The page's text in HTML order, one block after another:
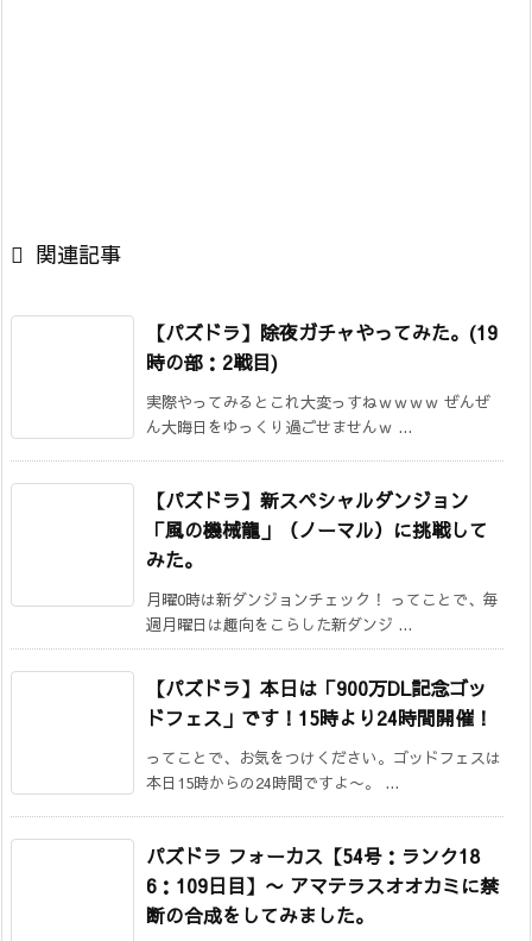
 関連記事
【パズドラ】除夜ガチャやってみた。(19
時の部：2戦目)
実際やってみるとこれ大変っすねｗｗｗｗ ぜんぜ
ん大晦日をゆっくり過ごせませんｗ ...
【パズドラ】新スペシャルダンジョン
「風の機械龍」（ノーマル）に挑戦して
みた。
月曜0時は新ダンジョンチェック！ ってことで、毎
週月曜日は趣向をこらした新ダンジ ...
【パズドラ】本日は「900万DL記念ゴッ
ドフェス」です！15時より24時間開催！
ってことで、お気をつけください。ゴッドフェスは
本日15時からの24時間ですよ〜。 ...
パズドラ フォーカス【54号：ランク18
6：109日目】 〜 アマテラスオオカミに禁
断の合成をしてみました。